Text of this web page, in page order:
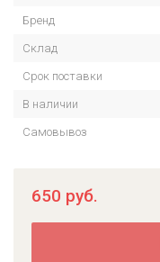
Бренд
Склад
Срок поставки
В наличии
Самовывоз
650 руб.